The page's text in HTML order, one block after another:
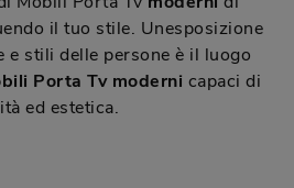
il tuo stile. Unesposizione
e stili delle persone è il luogo
Porta Tv moderni capaci di
ed estetica.